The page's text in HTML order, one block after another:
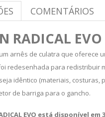
COMENTÁRIOS
RADICAL
arnês de culatra que oferece
redesenhada para
idêntico (materiais,
de barriga para o gancho.
EVO está disponível